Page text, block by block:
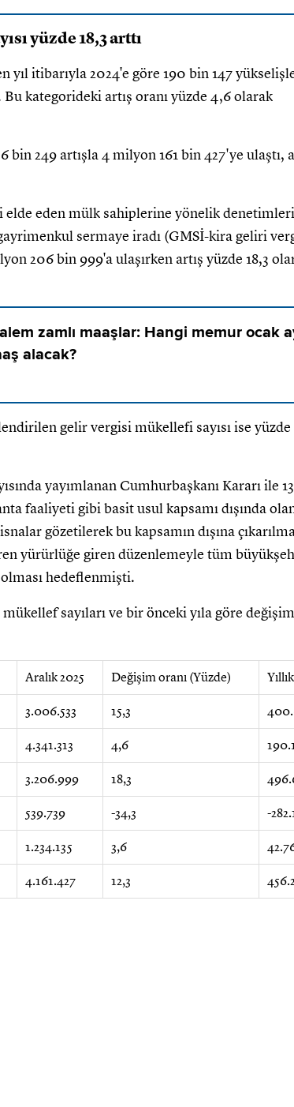
yüzde 18,3 arttı
yıl itibarıyla 2024'e göre 190 bin 147
kategorideki artış oranı yüzde 4,6 olarak
bin 249 artışla 4 milyon 161 bin 427'ye ulaştı,
elde eden mülk sahiplerine yönelik denetimleri
gayrimenkul sermaye iradı (GMSİ-kira geliri
206 bin 999'a ulaşırken artış yüzde 18,3
zamlı maaşlar: Hangi memur ocak
alacak?
gelir vergisi mükellefi sayısı ise yüzde
yayımlanan Cumhurbaşkanı Kararı ile 13
faaliyeti gibi basit usul kapsamı dışında
gözetilerek bu kapsamın dışına
yürürlüğe giren düzenlemeyle tüm
hedeflenmişti.
sayıları ve bir önceki yıla göre değişim
Aralık 2025 Değişim oranı (Yüzde)
3.006.533 15,3
4.341.313 4,6
3.206.999 18,3
539.739 -34,3 -
1.234.135 3,6
4.161.427 12,3